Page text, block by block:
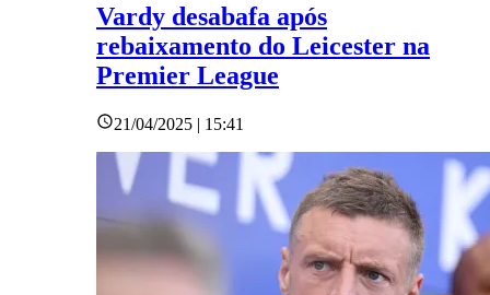
Vardy desabafa após
rebaixamento do Leicester na
Premier League
21/04/2025 | 15:41